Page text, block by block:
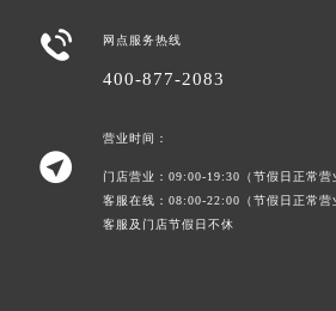
 网点服务热线
400-877-2083

营业时间：
门店营业：09:00-19:30（节假日正常营
客服在线：08:00-22:00（节假日正常营
客服及门店节假日不休